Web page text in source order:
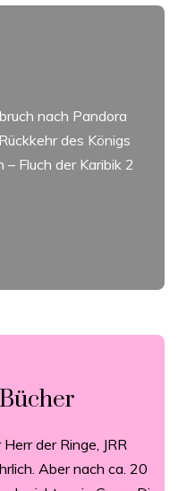
nach Pandora
des Königs
Fluch der Karibik 2
der Ringe, JRR
Aber nach ca. 20